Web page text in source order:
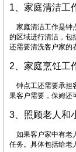
1、家庭清洁工
家庭清洁工作是钟
的区域进行清洁，包
还需要清洗客户家的
2、家庭烹饪工
钟点工还需要承担
果客户需要，保姆还
3、照顾老人和
如果客户家中有老
任务。具体包括给老